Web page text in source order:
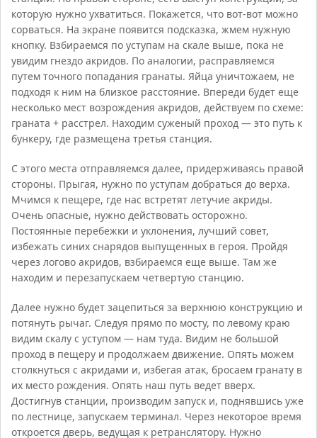
которую нужно ухватиться. Покажется, что вот-вот можно
сорваться. На экране появится подсказка, жмем нужную
кнопку. Взбираемся по уступам на скале выше, пока не
увидим гнездо акридов. По аналогии, расправляемся
путем точного попадания гранаты. Яйца уничтожаем, не
подходя к ним на близкое расстояние. Впереди будет еще
несколько мест возрождения акридов, действуем по схеме:
граната + расстрел. Находим суженый проход — это путь к
бункеру, где размещена третья станция.
С этого места отправляемся далее, придерживаясь правой
стороны. Прыгая, нужно по уступам добраться до верха.
Мчимся к пещере, где нас встретят летучие акриды.
Очень опасные, нужно действовать осторожно.
Постоянные перебежки и уклонения, лучший совет,
избежать синих снарядов выпущенных в героя. Пройдя
через логово акридов, взбираемся еще выше. Там же
находим и перезапускаем четвертую станцию.
Далее нужно будет зацепиться за верхнюю конструкцию и
потянуть рычаг. Следуя прямо по мосту, по левому краю
видим скалу с уступом — нам туда. Видим не большой
проход в пещеру и продолжаем движение. Опять можем
столкнуться с акридами и, избегая атак, бросаем гранату в
их место рождения. Опять наш путь ведет вверх.
Достигнув станции, производим запуск и, поднявшись уже
по лестнице, запускаем терминал. Через некоторое время
откроется дверь, ведущая к ретранслятору. Нужно